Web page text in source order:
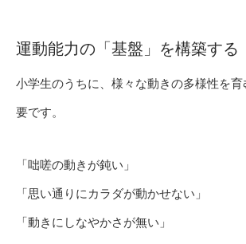
運動能力の「基盤」を構築する
小学生のうちに、様々な動きの多様性を
要です。
「咄嗟の動きが鈍い」
「思い通りにカラダが動かせない」
「動きにしなやかさが無い」